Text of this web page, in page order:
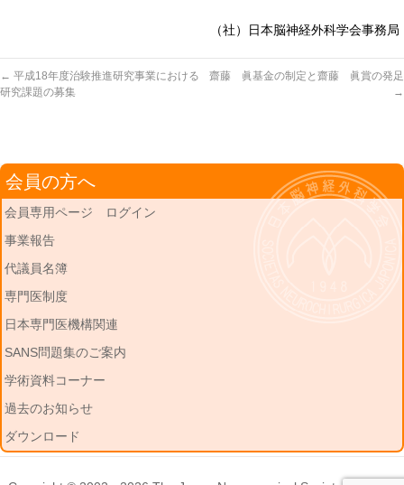
（社）日本脳神経外科学会事務局
← 平成18年度治験推進研究事業における
研究課題の募集
齋藤 眞基金の制定と齋藤 眞賞の発足
→
会員の方へ
会員専用ページ ログイン
事業報告
代議員名簿
専門医制度
日本専門医機構関連
SANS問題集のご案内
学術資料コーナー
過去のお知らせ
ダウンロード